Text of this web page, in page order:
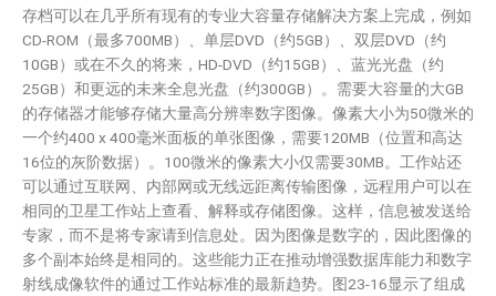
存档可以在几乎所有现有的专业大容量存储解决方案上完成，例如
CD-ROM（最多700MB）、单层DVD（约5GB）、双层DVD（约
10GB）或在不久的将来，HD-DVD（约15GB）、蓝光光盘（约
25GB）和更远的未来全息光盘（约300GB）。需要大容量的大GB
的存储器才能够存储大量高分辨率数字图像。像素大小为50微米的
一个约400 x 400毫米面板的单张图像，需要120MB（位置和高达
16位的灰阶数据）。100微米的像素大小仅需要30MB。工作站还
可以通过互联网、内部网或无线远距离传输图像，远程用户可以在
相同的卫星工作站上查看、解释或存储图像。这样，信息被发送给
专家，而不是将专家请到信息处。因为图像是数字的，因此图像的
多个副本始终是相同的。这些能力正在推动增强数据库能力和数字
射线成像软件的通过工作站标准的最新趋势。图23-16显示了组成